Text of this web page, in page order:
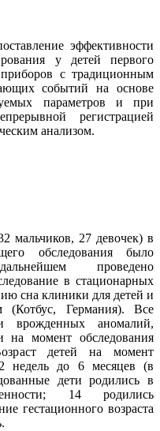
эффективности
у детей первого
с традиционным
событий на основе
параметров и при
регистрацией
анализом.
мальчиков, 27 девочек) в
обследования было
проведено
в стационарных
сна клиники для детей и
(Котбус, Германия). Все
врожденных аномалий,
на момент обследования
детей на момент
недель до 6 месяцев (в
дети родились в
14 родились
гестационного возраста